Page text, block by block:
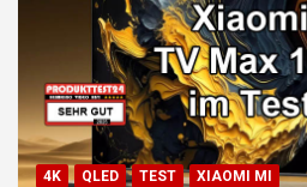
4K QLED TEST XIAOMI MI